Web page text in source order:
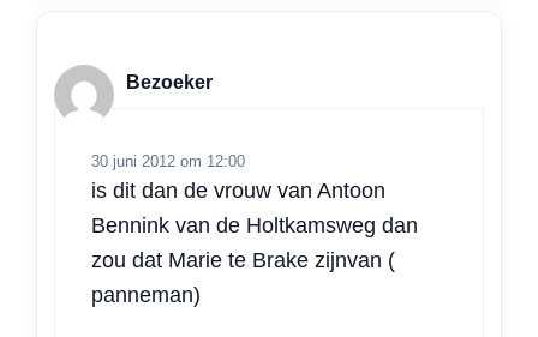
Bezoeker
30 juni 2012 om 12:00
is dit dan de vrouw van Antoon
Bennink van de Holtkamsweg dan
zou dat Marie te Brake zijnvan (
panneman)